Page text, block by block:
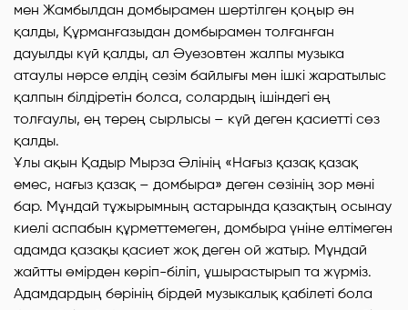
мен Жамбылдан домбырамен шертілген қоңыр ән
қалды, Құрманғазыдан домбырамен толғанған
дауылды күй қалды, ал Әуезовтен жалпы музыка
атаулы нәрсе елдің сезім байлығы мен ішкі жаратылыс
қалпын білдіретін болса, солардың ішіндегі ең
толғаулы, ең терең сырлысы – күй деген қасиетті сөз
қалды.
Ұлы ақын Қадыр Мырза Әлінің «Нағыз қазақ қазақ
емес, нағыз қазақ – домбыра» деген сөзінің зор мәні
бар. Мұндай тұжырымның астарында қазақтың осынау
киелі аспабын құрметтемеген, домбыра үніне елтімеген
адамда қазақы қасиет жоқ деген ой жатыр. Мұндай
жайтты өмірден көріп-біліп, ұшырастырып та жүрміз.
Адамдардың бәрінің бірдей музыкалық қабілеті бола